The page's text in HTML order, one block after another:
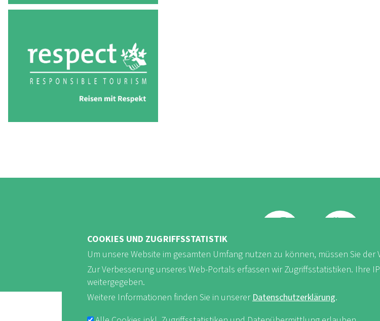
FB Youtube
COOKIES UND ZUGRIFFSSTATISTIK
Um unsere Website im gesamten Umfang nutzen zu können, müssen Sie
Zur Verbesserung unseres Web-Portals erfassen wir Zugriffsstatistiken. Ihre
weitergegeben.
Weitere Informationen finden Sie in unsererDatenschutzerklärung.